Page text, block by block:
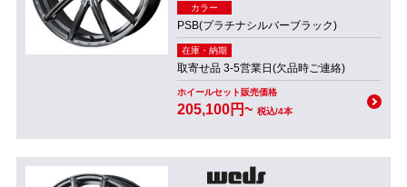
カラー
PSB(プラチナシルバーブラック)
在庫・納期
取寄せ品 3-5営業日(欠品時ご連絡)
ホイールセット販売価格
205,100円~ 税込/4本